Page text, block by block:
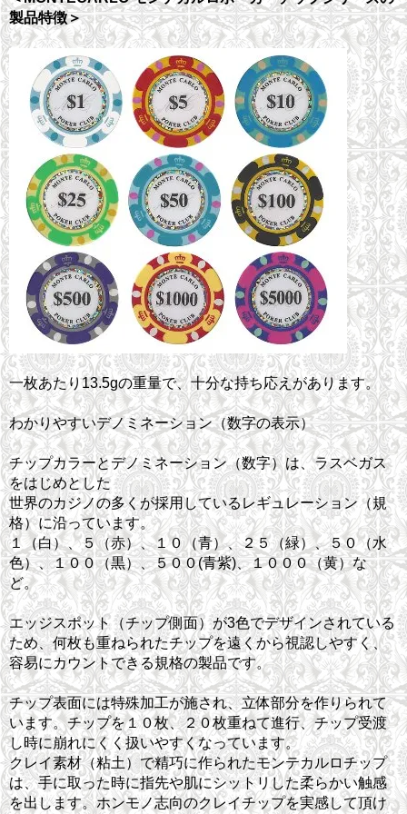
製品特徴＞
一枚あたり13.5gの重量で、十分な持ち応えがあります。
わかりやすいデノミネーション（数字の表示）
チップカラーとデノミネーション（数字）は、ラスベガス
をはじめとした
世界のカジノの多くが採用しているレギュレーション（規
格）に沿っています。
１（白）、５（赤）、１０（青）、２５（緑）、５０（水
色）、１００（黒）、５００(青紫)、１０００（黄）な
ど。
エッジスポット（チップ側面）が3色でデザインされている
ため、何枚も重ねられたチップを遠くから視認しやすく、
容易にカウントできる規格の製品です。
チップ表面には特殊加工が施され、立体部分を作りられて
います。チップを１０枚、２０枚重ねて進行、チップ受渡
し時に崩れにくく扱いやすくなっています。
クレイ素材（粘土）で精巧に作られたモンテカルロチップ
は、手に取った時に指先や肌にシットリした柔らかい触感
を出します。ホンモノ志向のクレイチップを実感して頂け